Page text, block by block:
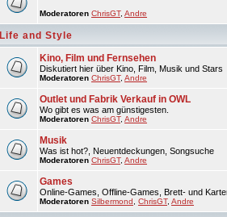
Moderatoren ChrisGT, Andre
Life and Style
Kino, Film und Fernsehen
Diskutiert hier über Kino, Film, Musik und Stars
Moderatoren ChrisGT, Andre
Outlet und Fabrik Verkauf in OWL
Wo gibt es was am günstigesten.
Moderatoren ChrisGT, Andre
Musik
Was ist hot?, Neuentdeckungen, Songsuche
Moderatoren ChrisGT, Andre
Games
Online-Games, Offline-Games, Brett- und
Moderatoren Silbermond ChrisGT, Andre